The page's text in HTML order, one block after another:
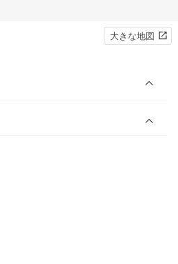
大きな地図